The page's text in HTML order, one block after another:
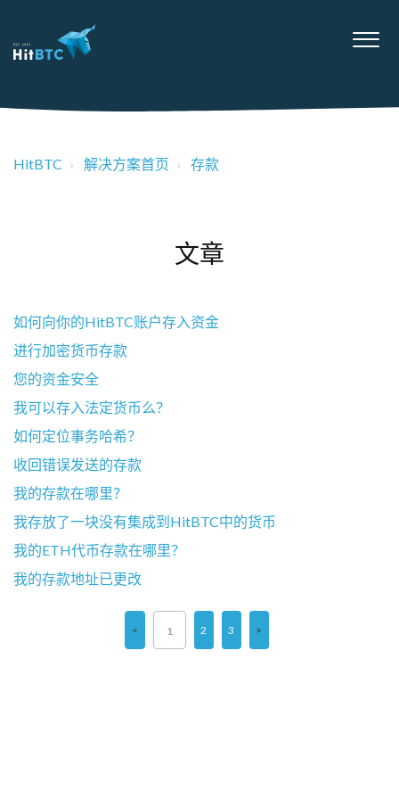
HitBTC 解决方案首页 存款
文章
如何向你的HitBTC账户存入资金
进行加密货币存款
您的资金安全
我可以存入法定货币么？
如何定位事务哈希？
收回错误发送的存款
我的存款在哪里？
我存放了一块没有集成到HitBTC中的货币
我的ETH代币存款在哪里？
我的存款地址已更改
1 2 3